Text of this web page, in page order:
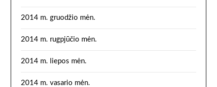
2014 m. gruodžio mėn.
2014 m. rugpjūčio mėn.
2014 m. liepos mėn.
2014 m. vasario mėn.